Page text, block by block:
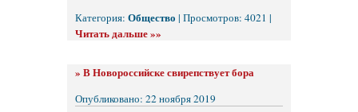
Категория: Общество | Просмотров: 4021 |
Читать дальше »»
» В Новороссийске свирепствует бора
Опубликовано: 22 ноября 2019